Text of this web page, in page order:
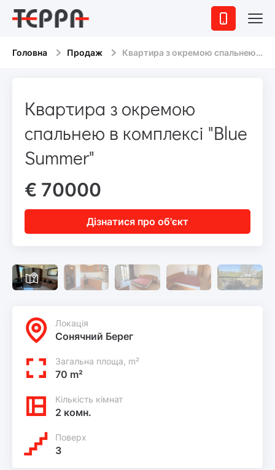
Головна Продаж Квартира з окремою спальнею в комплексі "Blue Summer"
Квартира з окремою
спальнею в комплексі "Blue
Summer"
€ 70000
Дізнатися про об'єкт
Локацiя
Сонячний Берег
Загальна площа, m²
70 m²
Кількість кімнат
2 комн.
Поверх
3